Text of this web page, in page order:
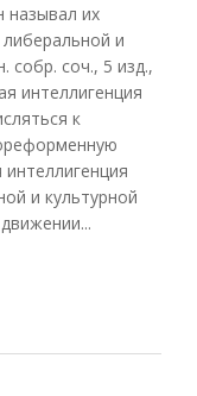
называл их
и
собр. соч., 5 изд.,
интеллигенция
к
и культурной